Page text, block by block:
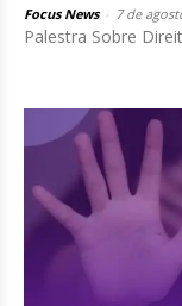
Focus News 7 de
Palestra Sobre